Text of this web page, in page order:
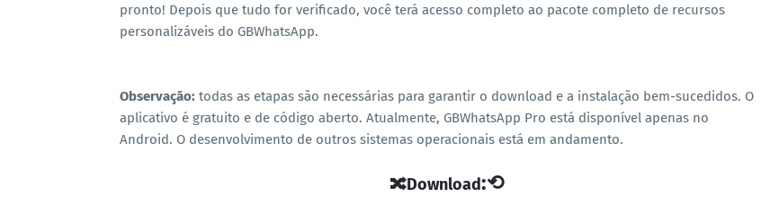
pronto! Depois que tudo for verificado, você terá acesso completo ao pacote completo de recursos
personalizáveis ​​do GBWhatsApp.
Observação: todas as etapas são necessárias para garantir o download e a instalação bem-sucedidos. O
aplicativo é gratuito e de código aberto. Atualmente, GBWhatsApp Pro está disponível apenas no
Android. O desenvolvimento de outros sistemas operacionais está em andamento.
🔀Download:⟲